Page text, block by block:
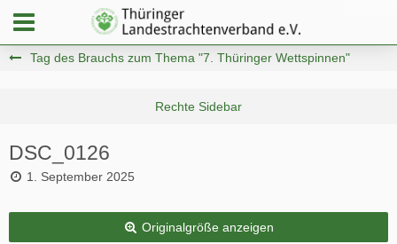
Tag des Brauchs zum Thema "7. Thüringer Wettspinnen"
DSC_0126
1. September 2025
Originalgröße anzeigen